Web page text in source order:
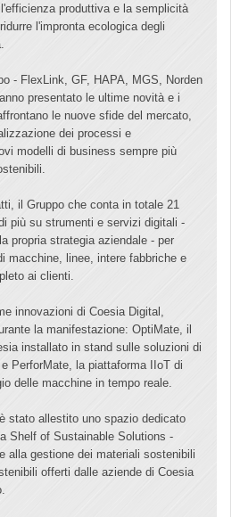
produttiva e la semplicità
l'impronta ecologica degli
- FlexLink, GF, HAPA, MGS, Norden
presentato le ultime novità e i
le nuove sfide del mercato,
dei processi e
modelli di business sempre più
il Gruppo che conta in totale 21
più su strumenti e servizi digitali -
propria strategia aziendale - per
macchine, linee, intere fabbriche e
ai clienti.
innovazioni di Coesia Digital,
la manifestazione: OptiMate, il
installato in stand sulle soluzioni di
PerforMate, la piattaforma IIoT di
delle macchine in tempo reale.
stato allestito uno spazio dedicato
Shelf of Sustainable Solutions -
alla gestione dei materiali sostenibili
offerti dalle aziende di Coesia